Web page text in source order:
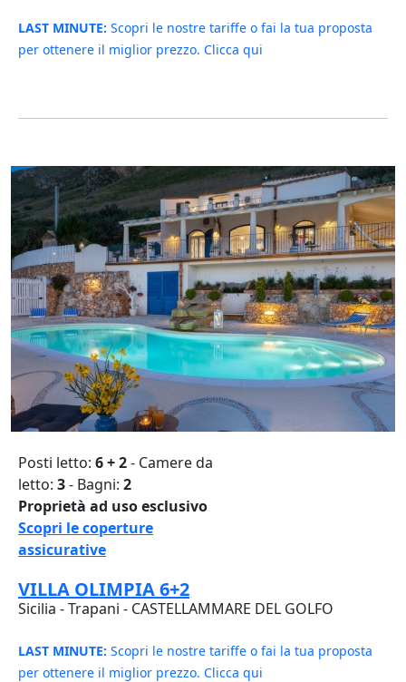
LAST MINUTE: Scopri le nostre tariffe o fai la tua proposta
per ottenere il miglior prezzo. Clicca qui
Posti letto: 6 + 2- Camere da
letto: 3- Bagni: 2
Proprietà ad uso esclusivo
Scopri le coperture
assicurative
VILLA OLIMPIA 6+2
Sicilia - Trapani - CASTELLAMMARE DEL GOLFO
LAST MINUTE: Scopri le nostre tariffe o fai la tua proposta
per ottenere il miglior prezzo. Clicca qui